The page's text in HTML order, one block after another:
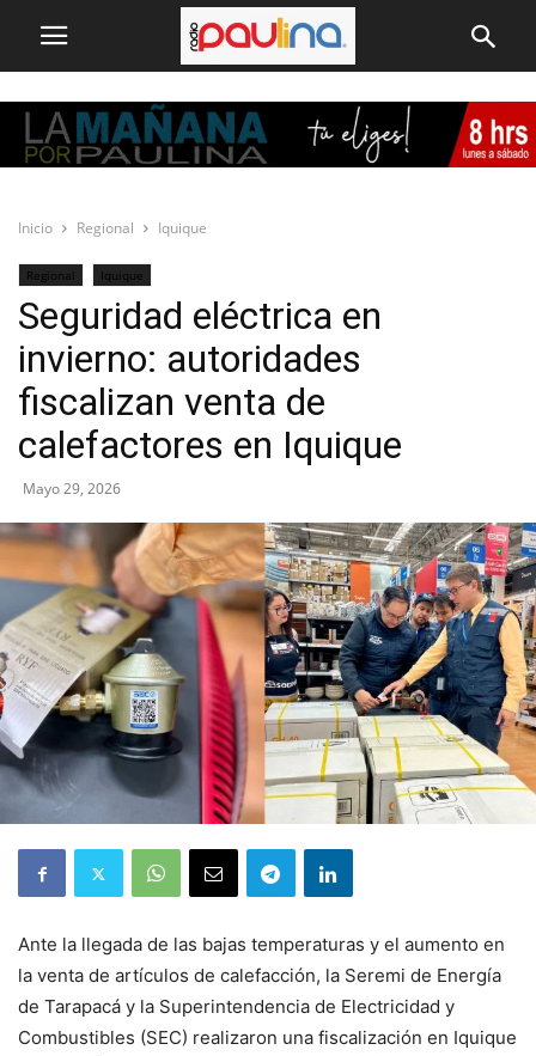
Inicio Regional Iquique
Regional Iquique
Seguridad eléctrica en
invierno: autoridades
fiscalizan venta de
calefactores en Iquique
Mayo 29, 2026
Ante la llegada de las bajas temperaturas y el aumento en
la venta de artículos de calefacción, la Seremi de Energía
de Tarapacá y la Superintendencia de Electricidad y
Combustibles (SEC) realizaron una fiscalización en Iquique